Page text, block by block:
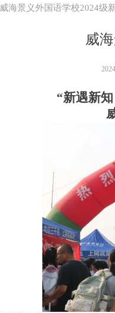
威
威海景义外国语学校2024级
“新遇新